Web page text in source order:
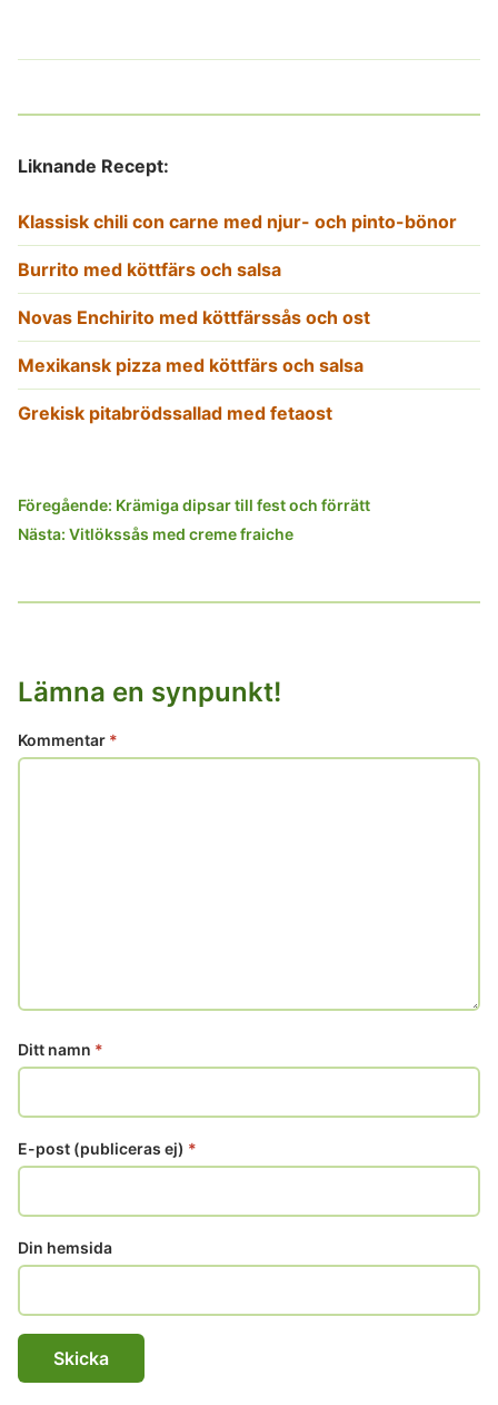
Liknande Recept:
Klassisk chili con carne med njur- och pinto-bönor
Burrito med köttfärs och salsa
Novas Enchirito med köttfärssås och ost
Mexikansk pizza med köttfärs och salsa
Grekisk pitabrödssallad med fetaost
Inläggsnavigering
Föregående: Krämiga dipsar till fest och förrätt
Nästa: Vitlökssås med creme fraiche
Lämna en synpunkt!
Kommentar *
Ditt namn *
E-post (publiceras ej) *
Din hemsida